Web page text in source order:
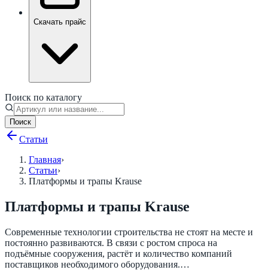
Скачать прайс
Поиск по каталогу
Поиск
Статьи
Главная›
Статьи›
Платформы и трапы Krause
Платформы и трапы Krause
Современные технологии строительства не стоят на месте и
постоянно развиваются. В связи с ростом спроса на
подъёмные сооружения, растёт и количество компаний
поставщиков необходимого оборудования.…